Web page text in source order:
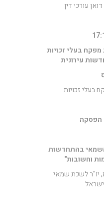
דואן עורכי דין
בעלי זכויות
עירונית
בעלי זכויות
השמאי בהתחדשות
וחשובות"
יו"ר לשכת שמאי